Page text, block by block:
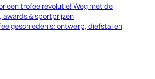
een trofee revolutie! Weg met de
awards & sportprijzen
geschiedenis: ontwerp, diefstal en